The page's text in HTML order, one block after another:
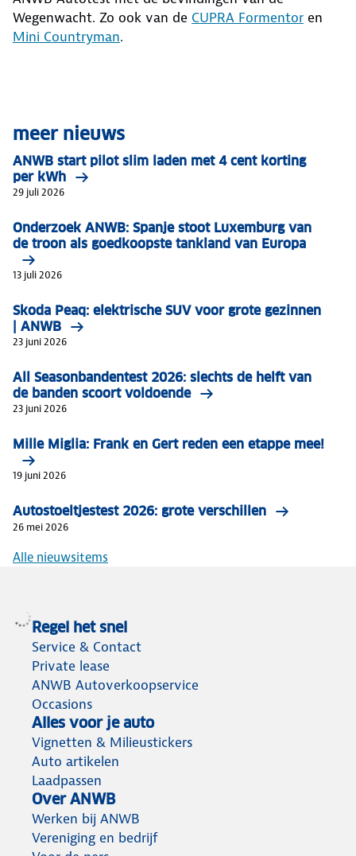
Wegenwacht. Zo ook van de CUPRA Formentor en
Mini Countryman.
meer nieuws
ANWB start pilot slim laden met 4 cent korting
per kWh
29 juli 2026
Onderzoek ANWB: Spanje stoot Luxemburg van
de troon als goedkoopste tankland van Europa
13 juli 2026
Skoda Peaq: elektrische SUV voor grote gezinnen
| ANWB
23 juni 2026
All Seasonbandentest 2026: slechts de helft van
de banden scoort voldoende
23 juni 2026
Mille Miglia: Frank en Gert reden een etappe mee!
19 juni 2026
Autostoeltjestest 2026: grote verschillen
26 mei 2026
Alle nieuwsitems
Regel het snel
Service & Contact
Private lease
ANWB Autoverkoopservice
Occasions
Alles voor je auto
Vignetten & Milieustickers
Auto artikelen
Laadpassen
Over ANWB
Werken bij ANWB
Vereniging en bedrijf